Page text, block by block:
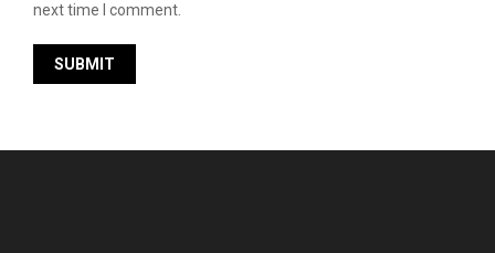
next time I comment.